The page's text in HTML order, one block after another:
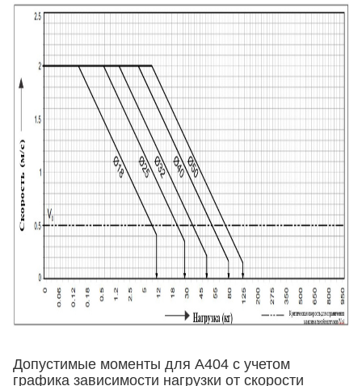
Допустимые моменты для A404 с учетом
графика зависимости нагрузки от скорости